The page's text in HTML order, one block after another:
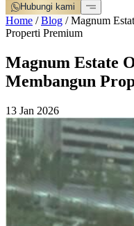
Hubungi kami
Home /Blog /Magnum
Properti Premium
Magnum Estate
Membangun
13 Jan 2026